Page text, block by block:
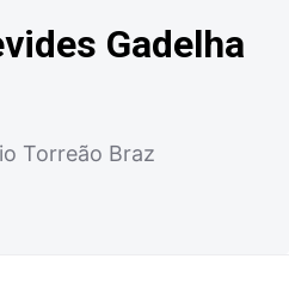
Gadelha
Torreão Braz